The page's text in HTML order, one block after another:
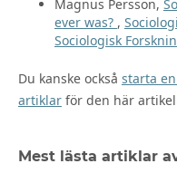
Magnus Persson,
ever was? ,
Sociologisk
Du kanske också starta
artiklarför den här
Mest lästa artiklar